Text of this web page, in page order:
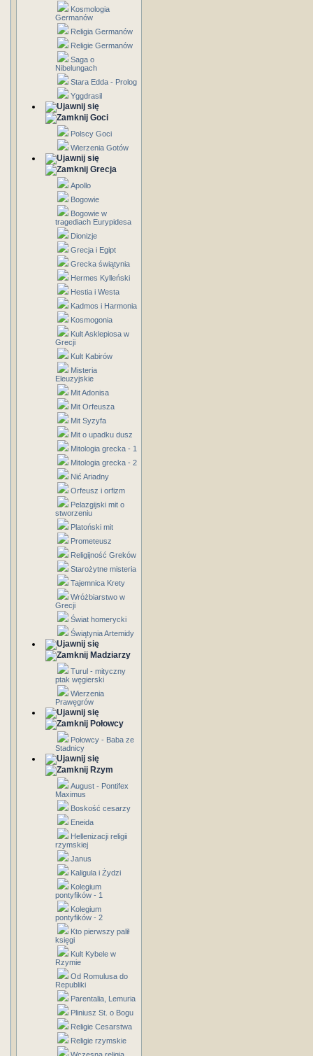
Kosmologia
Germanów
Religia Germanów
Religie Germanów
Saga o
Nibelungach
Stara Edda - Prolog
Yggdrasil
Goci
Polscy Goci
Wierzenia Gotów
Grecja
Apollo
Bogowie
Bogowie w
tragediach Eurypidesa
Dionizje
Grecja i Egipt
Grecka świątynia
Hermes Kylleński
Hestia i Westa
Kadmos i Harmonia
Kosmogonia
Kult Asklepiosa w
Grecji
Kult Kabirów
Misteria
Eleuzyjskie
Mit Adonisa
Mit Orfeusza
Mit Syzyfa
Mit o upadku dusz
Mitologia grecka - 1
Mitologia grecka - 2
Nić Ariadny
Orfeusz i orfizm
Pelazgijski mit o
stworzeniu
Platoński mit
Prometeusz
Religijność Greków
Starożytne misteria
Tajemnica Krety
Wróżbiarstwo w
Grecji
Świat homerycki
Świątynia Artemidy
Madziarzy
Turul - mityczny
ptak węgierski
Wierzenia
Prawęgrów
Połowcy
Połowcy - Baba ze
Stadnicy
Rzym
August - Pontifex
Maximus
Boskość cesarzy
Eneida
Hellenizacji religii
rzymskiej
Janus
Kaligula i Żydzi
Kolegium
pontyfików - 1
Kolegium
pontyfików - 2
Kto pierwszy palił
księgi
Kult Kybele w
Rzymie
Od Romulusa do
Republiki
Parentalia, Lemuria
Pliniusz St. o Bogu
Religie Cesarstwa
Religie rzymskie